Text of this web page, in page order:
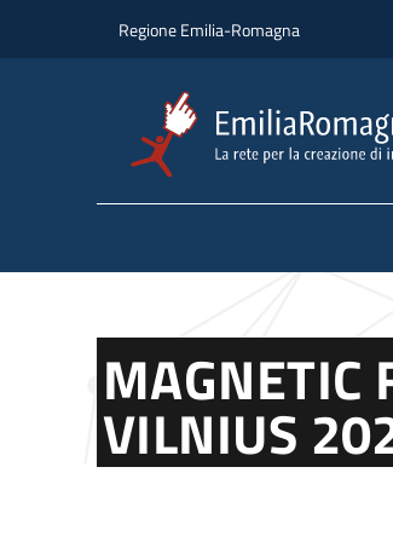
Regione Emilia-Romagna
MAGNETIC
VILNIUS